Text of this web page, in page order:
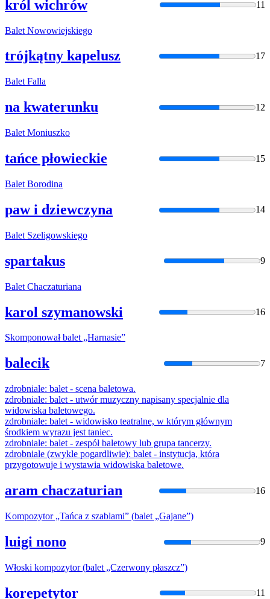
król wichrów 11
Balet Nowowiejskiego
trójkątny kapelusz 17
Balet Falla
na kwaterunku 12
Balet Moniuszko
tańce płowieckie 15
Balet Borodina
paw i dziewczyna 14
Balet Szeligowskiego
spartakus 9
Balet Chaczaturiana
karol szymanowski 16
Skomponowałbalet„Harnasie”
balecik 7
zdrobniale: balet - scena baletowa.
zdrobniale: balet - utwór muzyczny napisany specjalnie dla
widowiska baletowego.
zdrobniale: balet - widowisko teatralne, w którym głównym
środkiem wyrazu jest taniec.
zdrobniale: balet - zespółbaletowy lub grupa tancerzy.
zdrobniale (zwykle pogardliwie): balet - instytucja, która
przygotowuje i wystawia widowiska baletowe.
aram chaczaturian 16
Kompozytor „Tańca z szablami” (balet „Gajane”)
luigi nono 9
Włoski kompozytor (balet „Czerwony płaszcz”)
korepetytor 11